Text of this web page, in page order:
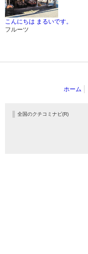
こんにちは まるいです。
フルーツ
ホーム
全国のクチコミナビ(R)